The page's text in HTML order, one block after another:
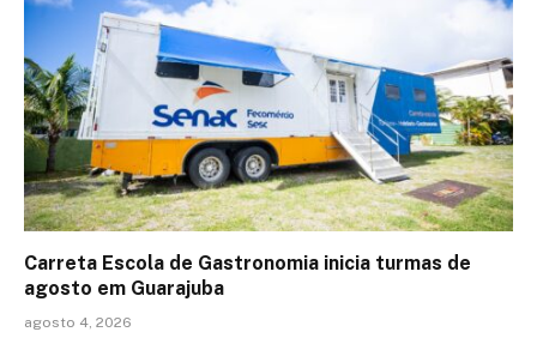
Carreta Escola de Gastronomia inicia turmas de
agosto em Guarajuba
agosto 4, 2026